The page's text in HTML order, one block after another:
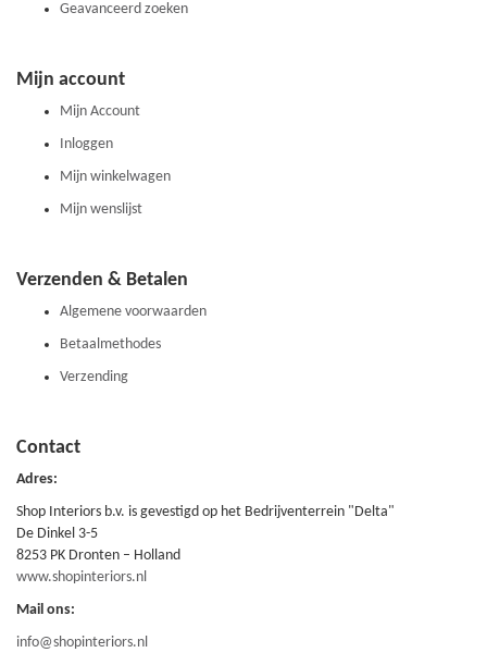
Geavanceerd zoeken
Mijn account
Mijn Account
Inloggen
Mijn winkelwagen
Mijn wenslijst
Verzenden & Betalen
Algemene voorwaarden
Betaalmethodes
Verzending
Contact
Adres:
Shop Interiors b.v. is gevestigd op het Bedrijventerrein "Delta"
De Dinkel 3-5
8253 PK Dronten – Holland
www.shopinteriors.nl
Mail ons:
info@shopinteriors.nl